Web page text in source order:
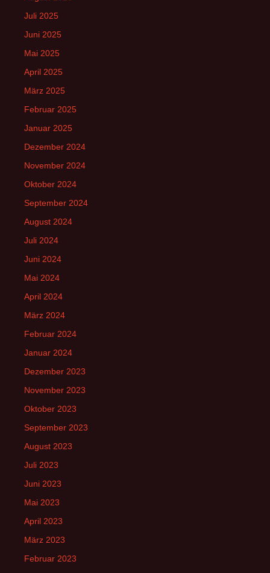
Juli 2025
Juni 2025
Mai 2025
April 2025
März 2025
Februar 2025
Januar 2025
Dezember 2024
November 2024
Oktober 2024
September 2024
August 2024
Juli 2024
Juni 2024
Mai 2024
April 2024
März 2024
Februar 2024
Januar 2024
Dezember 2023
November 2023
Oktober 2023
September 2023
August 2023
Juli 2023
Juni 2023
Mai 2023
April 2023
März 2023
Februar 2023